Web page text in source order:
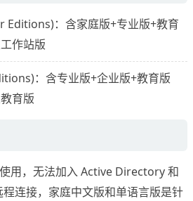
Editions)：含家庭版+专业版+教育
作站版
：含专业版+企业版+教育版
育版
用，无法加入 Active Directory 和
连接，家庭中文版和单语言版是针